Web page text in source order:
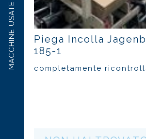
MACCHINE USATE
Piega Incolla
185-1
completamente